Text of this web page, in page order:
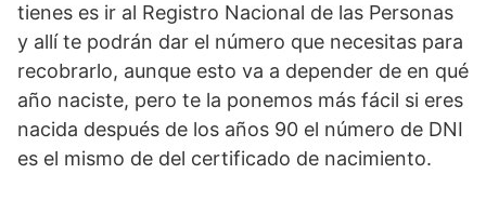
tienes es ir al Registro Nacional de las Personas
y allí te podrán dar el número que necesitas para
recobrarlo, aunque esto va a depender de en qué
año naciste, pero te la ponemos más fácil si eres
nacida después de los años 90 el número de DNI
es el mismo de del certificado de nacimiento.